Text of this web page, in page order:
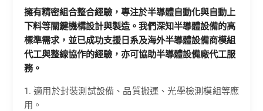
擁有精密組合整合經驗，專注於半導體自動化與自動上
下料等關鍵機構設計與製造。我們深知半導體設備的高
標準需求，並已成功支援日系及海外半導體設備商模組
代工與整線協作的經驗，亦可協助半導體設備廠代工服
務。
1. 適用於封裝測試設備、品質搬運、光學檢測模組等應
用。